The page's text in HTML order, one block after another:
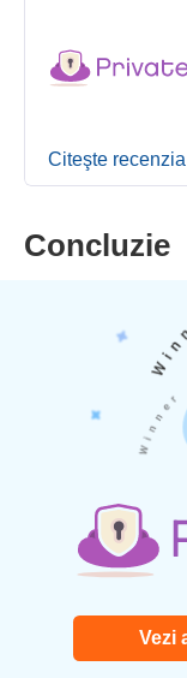
Citeşte
Concluzie
Vezi